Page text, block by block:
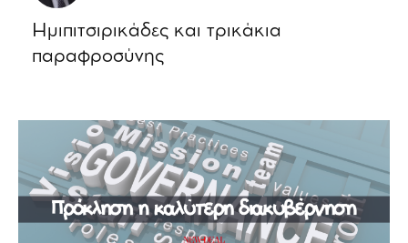
Ημιπιτσιρικάδες και τρικάκια
παραφροσύνης